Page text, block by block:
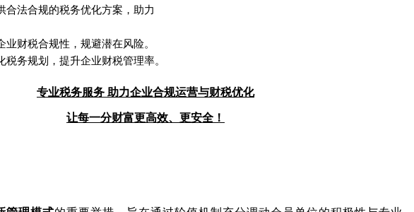
合法合规的税务优化方案，助力
财税合规性，规避潜在风险。
税务规划，提升企业财税管理率。
专业税务服务 助力企业合规运营与财税优化
让每一分财富更高效、更安全！